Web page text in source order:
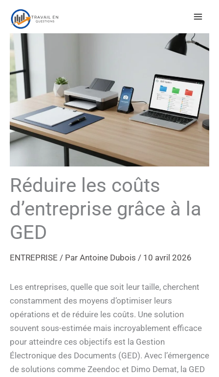
contenu
Réduire les coûts
d’entreprise grâce à la
GED
ENTREPRISE / Par Antoine Dubois / 10 avril 2026
Les entreprises, quelle que soit leur taille, cherchent
constamment des moyens d’optimiser leurs
opérations et de réduire les coûts. Une solution
souvent sous-estimée mais incroyablement efficace
pour atteindre ces objectifs est la Gestion
Électronique des Documents (GED). Avec l’émergence
de solutions comme Zeendoc et Dimo Demat, la GED